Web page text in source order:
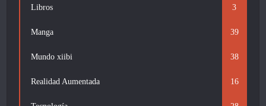
Libros 3
Manga 39
Mundo xiibi 38
Realidad Aumentada 16